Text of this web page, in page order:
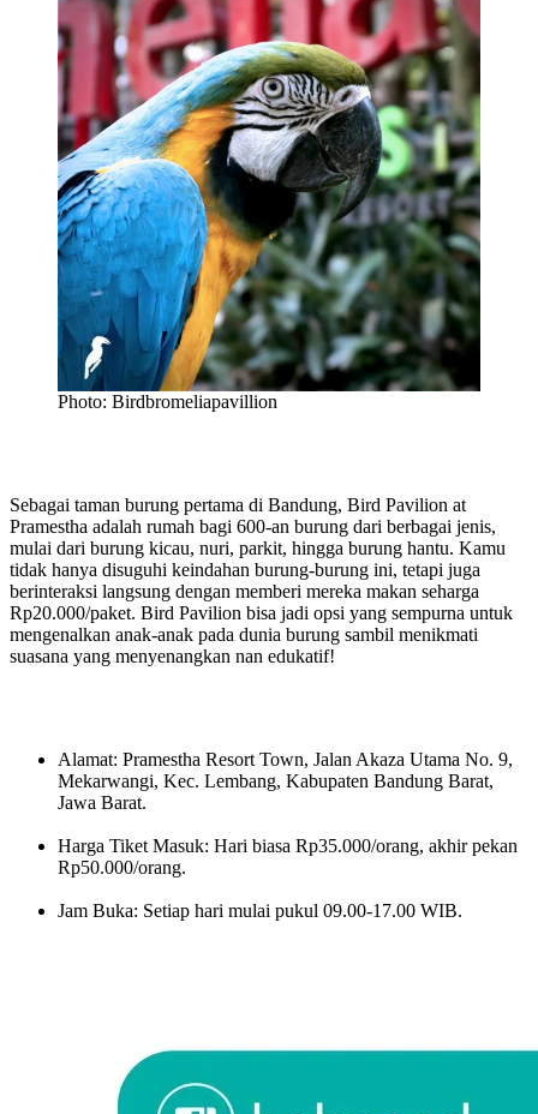
Photo: Birdbromeliapavillion
Sebagai taman burung pertama di Bandung, Bird Pavilion at
Pramestha adalah rumah bagi 600-an burung dari berbagai jenis,
mulai dari burung kicau, nuri, parkit, hingga burung hantu. Kamu
tidak hanya disuguhi keindahan burung-burung ini, tetapi juga
berinteraksi langsung dengan memberi mereka makan seharga
Rp20.000/paket. Bird Pavilion bisa jadi opsi yang sempurna untuk
mengenalkan anak-anak pada dunia burung sambil menikmati
suasana yang menyenangkan nan edukatif!
Alamat: Pramestha Resort Town, Jalan Akaza Utama No. 9,
Mekarwangi, Kec. Lembang, Kabupaten Bandung Barat,
Jawa Barat.
Harga Tiket Masuk: Hari biasa Rp35.000/orang, akhir pekan
Rp50.000/orang.
Jam Buka: Setiap hari mulai pukul 09.00-17.00 WIB.